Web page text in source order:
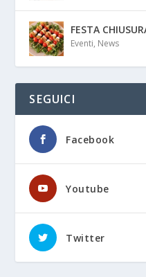
FESTA
Eventi, News
SEGUICI
Facebook
Youtube
Twitter